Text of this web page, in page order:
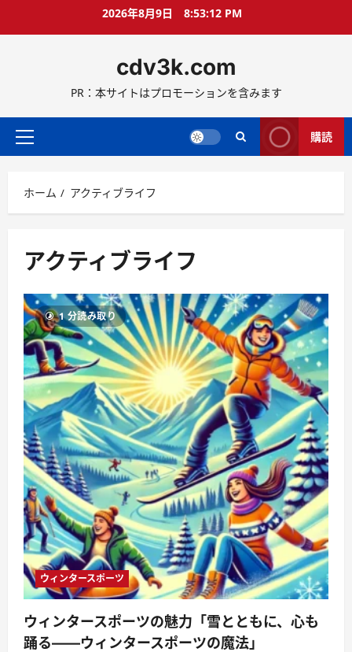
ス
ッ
2026年8月9日 8:53:12 PM
cdv3k.com
PR：本サイトはプロモーションを含みます
メ
メ
ニ
ー
購読
ホーム アクティブライフ
アクティブライフ
1 分読み取り
ウィンタースポーツ
ウィンタースポーツの魅力「雪とともに、心も
踊る——ウィンタースポーツの魔法」